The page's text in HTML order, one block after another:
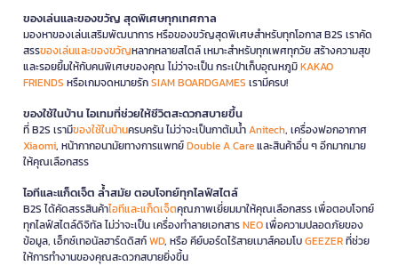
ของเล่นและของขวัญ สุดพิเศษทุกเทศกาล
มองหาของเล่นเสริมพัฒนาการ หรือของขวัญสุดพิเศษสำหรับทุกโอกาส B2S เราคัด
สรรของเล่นและของขวัญหลากหลายสไตล์ เหมาะสำหรับทุกเพศทุกวัย สร้างความสุข
และรอยยิ้มให้กับคนพิเศษของคุณ ไม่ว่าจะเป็น กระเป๋าเก็บอุณหภูมิKAKAO
FRIENDS หรือเกมจดหมายรักSIAM BOARDGAMES เรามีครบ!
ของใช้ในบ้าน ไอเทมที่ช่วยให้ชีวิตสะดวกสบายขึ้น
ที่ B2S เรามีของใช้ในบ้านครบครัน ไม่ว่าจะเป็นกาต้มน้ำAnitech, เครื่องฟอกอากาศ
Xiaomi, หน้ากากอนามัยทางการแพทย์Double A Careและสินค้าอื่น ๆ อีกมากมาย
ให้คุณเลือกสรร
ไอทีและแก็ดเจ็ต ล้ำสมัย ตอบโจทย์ทุกไลฟ์สไตล์
B2S ได้คัดสรรสินค้าไอทีและแก็ดเจ็ตคุณภาพเยี่ยมมาให้คุณเลือกสรร เพื่อตอบโจทย์
ทุกไลฟ์สไตล์ดิจิทัล ไม่ว่าจะเป็น เครื่องทำลายเอกสารNEOเพื่อความปลอดภัยของ
ข้อมูล, เอ็กซ์เทอนัลฮาร์ดดิสก์WD, หรือ คีย์บอร์ดไร้สายเมาส์คอมโบGEEZERที่ช่วย
ให้การทำงานของคุณสะดวกสบายยิ่งขึ้น